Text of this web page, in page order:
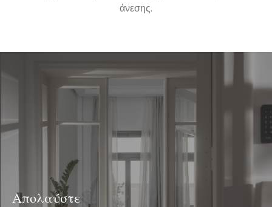
άνεσης.
Απολαύστε